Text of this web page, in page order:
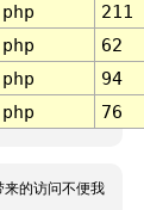
211
62
94
76
来的访问不便我